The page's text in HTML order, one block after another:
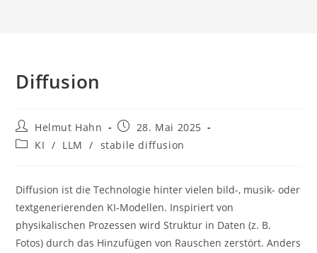
Diffusion
Beitrags-
Autor:
Helmut Hahn
Beitrag
veröffentlicht:
28. Mai 2025
Beitrags-
KI / LLM / stabile diffusion
Diffusion ist die Technologie hinter vielen bild-, musik- oder
textgenerierenden KI-Modellen. Inspiriert von
physikalischen Prozessen wird Struktur in Daten (z. B.
Fotos) durch das Hinzufügen von Rauschen zerstört. Anders